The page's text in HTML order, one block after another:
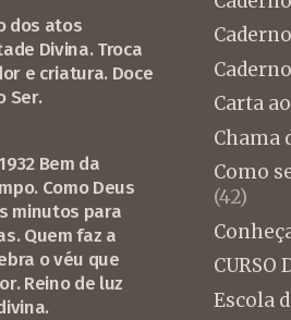
dos atos
Divina. Troca
e criatura. Doce
Ser.
Bem da
Como Deus
minutos para
Quem faz a
o véu que
Reino de luz
Carta
Chama
Como
(42)
CURSO
Escola